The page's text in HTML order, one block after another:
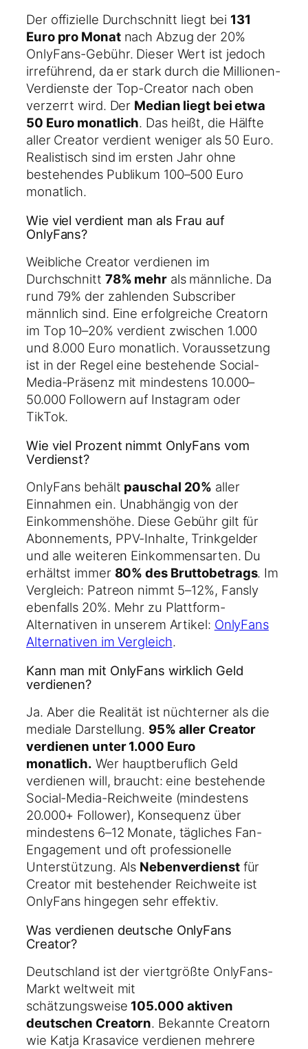
Der offizielle Durchschnitt liegt bei 131
Euro pro Monatnach Abzug der 20%
OnlyFans-Gebühr. Dieser Wert ist jedoch
irreführend, da er stark durch die Millionen-
Verdienste der Top-Creator nach oben
verzerrt wird. Der Median liegt bei etwa
50 Euro monatlich. Das heißt, die Hälfte
aller Creator verdient weniger als 50 Euro.
Realistisch sind im ersten Jahr ohne
bestehendes Publikum 100–500 Euro
monatlich.
Wie viel verdient man als Frau auf
OnlyFans?
Weibliche Creator verdienen im
Durchschnitt 78% mehrals männliche. Da
rund 79% der zahlenden Subscriber
männlich sind. Eine erfolgreiche Creatorn
im Top 10–20% verdient zwischen 1.000
und 8.000 Euro monatlich. Voraussetzung
ist in der Regel eine bestehende Social-
Media-Präsenz mit mindestens 10.000–
50.000 Followern auf Instagram oder
TikTok.
Wie viel Prozent nimmt OnlyFans vom
Verdienst?
OnlyFans behält pauschal 20% aller
Einnahmen ein. Unabhängig von der
Einkommenshöhe. Diese Gebühr gilt für
Abonnements, PPV-Inhalte, Trinkgelder
und alle weiteren Einkommensarten. Du
erhältst immer 80% des Bruttobetrags. Im
Vergleich: Patreon nimmt 5–12%, Fansly
ebenfalls 20%. Mehr zu Plattform-
Alternativen in unserem Artikel: OnlyFans
Alternativen im Vergleich.
Kann man mit OnlyFans wirklich Geld
verdienen?
Ja. Aber die Realität ist nüchterner als die
mediale Darstellung. 95% aller Creator
verdienen unter 1.000 Euro
monatlich. Wer hauptberuflich Geld
verdienen will, braucht: eine bestehende
Social-Media-Reichweite (mindestens
20.000+ Follower), Konsequenz über
mindestens 6–12 Monate, tägliches Fan-
Engagement und oft professionelle
Unterstützung. Als Nebenverdienstfür
Creator mit bestehender Reichweite ist
OnlyFans hingegen sehr effektiv.
Was verdienen deutsche OnlyFans
Creator?
Deutschland ist der viertgrößte OnlyFans-
Markt weltweit mit
schätzungsweise 105.000 aktiven
deutschen Creatorn. Bekannte Creatorn
wie Katja Krasavice verdienen mehrere